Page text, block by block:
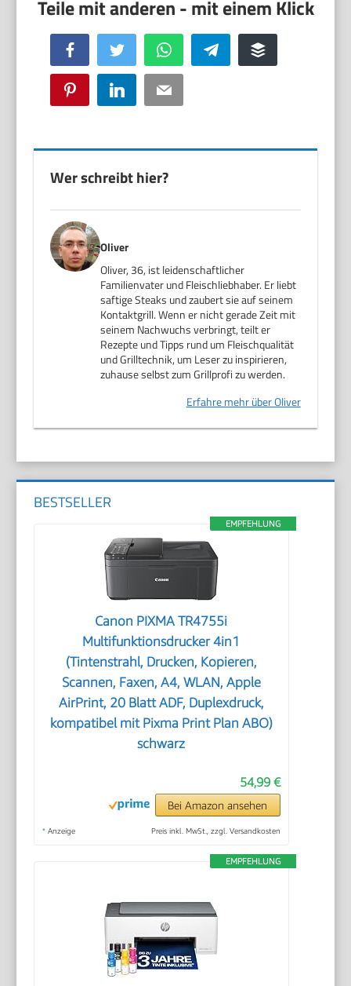
Facebook Twitter WhatsApp Telegram Buffer
Pinterest LinkedIn Email
Wer schreibt hier?
Oliver
Oliver, 36, ist leidenschaftlicher
Familienvater und Fleischliebhaber. Er liebt
saftige Steaks und zaubert sie auf seinem
Kontaktgrill. Wenn er nicht gerade Zeit mit
seinem Nachwuchs verbringt, teilt er
Rezepte und Tipps rund um Fleischqualität
und Grilltechnik, um Leser zu inspirieren,
zuhause selbst zum Grillprofi zu werden.
Erfahre mehr über Oliver
BESTSELLER
EMPFEHLUNG
Canon PIXMA TR4755i
Multifunktionsdrucker 4in1
(Tintenstrahl, Drucken, Kopieren,
Scannen, Faxen, A4, WLAN, Apple
AirPrint, 20 Blatt ADF, Duplexdruck,
kompatibel mit Pixma Print Plan ABO)
schwarz
54,99 €
Bei Amazon ansehen
* Anzeige Preis inkl. MwSt., zzgl. Versandkosten
EMPFEHLUNG